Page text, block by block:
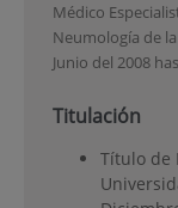
Médico
Neumología de
Junio del 2008
Titulación
Título de